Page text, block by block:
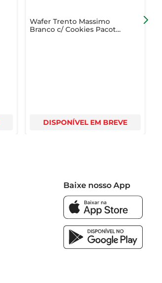
Wafer Trento Massimo
Branco c/ Cookies Pacote
DISPONÍVEL EM BREVE
Baixe nosso App